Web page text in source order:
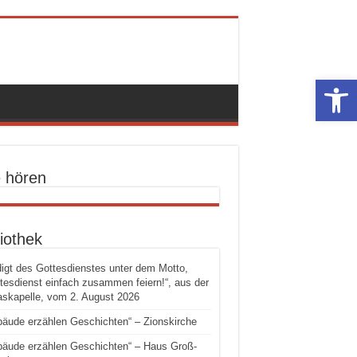
hören
des Gottesdienstes unter dem Motto,
einfach zusammen feiern!“, aus der
vom 2. August 2026
erzählen Geschichten“ – Zionskirche
erzählen Geschichten“ – Haus Groß-